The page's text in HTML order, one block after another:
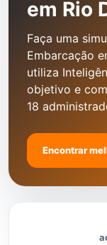
em Rio
Faça uma
Embarcação
utiliza
objetivo e
18
Encontrar